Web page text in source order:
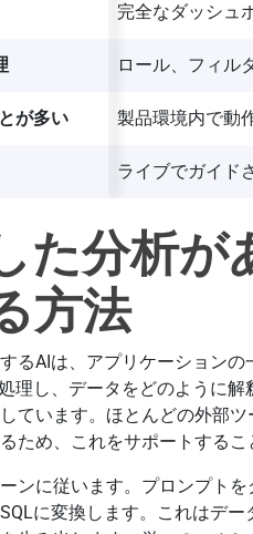
完全なダッシュ
ロール、フィル
が多い 製品環境内で動
ライブでガイド
た分析が
方法
るAIは、アプリケーション
理し、データをどのように
ています。ほとんどの外部
ため、これをサポートするこ
ンに従います。プロンプト
に変換します。これはデ